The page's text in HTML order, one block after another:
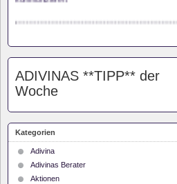
ADIVINAS **TIPP** der
Woche
Kategorien
Adivina
Adivinas Berater
Aktionen